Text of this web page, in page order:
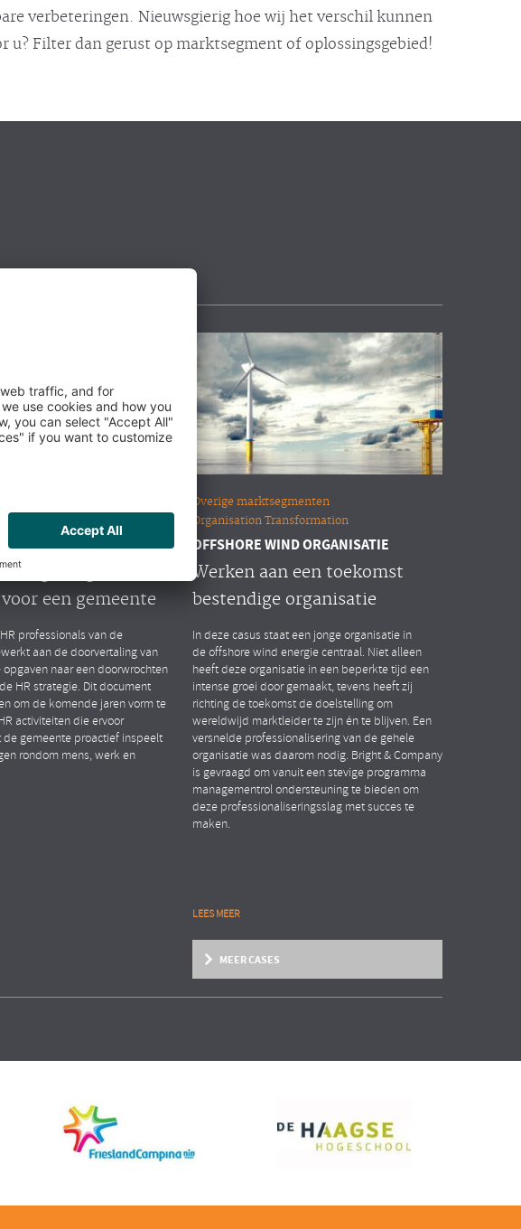
verbeteringen. Nieuwsgierig hoe wij het verschil kunnen
u? Filter dan gerust op marktsegment of oplossingsgebied!
gedragen HR
een gemeente
professionals van de
aan de doorvertaling van
naar een doorwrochten
HR strategie. Dit document
om de komende jaren vorm te
activiteiten die ervoor
gemeente proactief inspeelt
rondom mens, werk en
Overige marktsegmenten
Organisation Transformation
OFFSHORE WIND ORGANISATIE
Werken aan een toekomst
bestendige organisatie
In deze casus staat een jonge organisatie in
de offshore wind energie centraal. Niet alleen
heeft deze organisatie in een beperkte tijd een
intense groei door gemaakt, tevens heeft zij
richting de toekomst de doelstelling om
wereldwijd marktleider te zijn én te blijven. Een
versnelde professionalisering van de gehele
organisatie was daarom nodig. Bright & Company
is gevraagd om vanuit een stevige programma
managementrol ondersteuning te bieden om
deze professionaliseringsslag met succes te
maken.
LEES MEER
VEILIGHEID EN
Zakelijke dienstverlening
MEER CASES